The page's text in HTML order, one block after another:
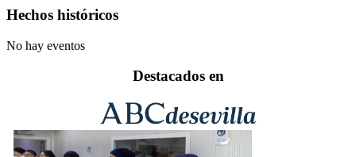
Hechos históricos
No hay eventos
Destacados en